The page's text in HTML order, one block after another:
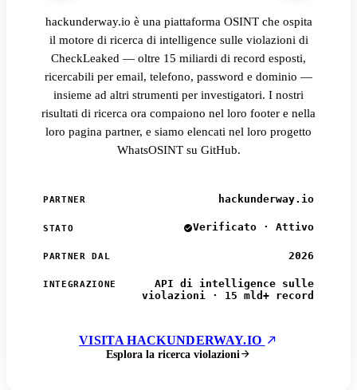
hackunderway.io è una piattaforma OSINT che ospita
il motore di ricerca di intelligence sulle violazioni di
CheckLeaked — oltre 15 miliardi di record esposti,
ricercabili per email, telefono, password e dominio —
insieme ad altri strumenti per investigatori. I nostri
risultati di ricerca ora compaiono nel loro footer e nella
loro pagina partner, e siamo elencati nel loro progetto
WhatsOSINT su GitHub.
PARTNER hackunderway.io
STATO Verificato · Attivo
PARTNER DAL 2026
INTEGRAZIONE
API di intelligence sulle
violazioni · 15 mld+ record
VISITA HACKUNDERWAY.IO
Esplora la ricerca violazioni